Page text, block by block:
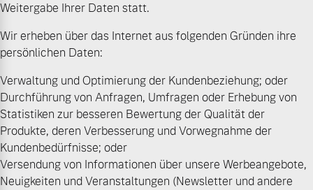
Editionsmodelle
Mehr erfahren
Finanzierung & Leasing
Versicherung
Weitergabe Ihrer Daten statt.
Wir erheben über das Internet aus folgenden Gründen ihre
persönlichen Daten:
Verwaltung und Optimierung der Kundenbeziehung; oder
Durchführung von Anfragen, Umfragen oder Erhebung von
Statistiken zur besseren Bewertung der Qualität der
Produkte, deren Verbesserung und Vorwegnahme der
Kundenbedürfnisse; oder
Versendung von Informationen über unsere Werbeangebote,
Neuigkeiten und Veranstaltungen (Newsletter und andere